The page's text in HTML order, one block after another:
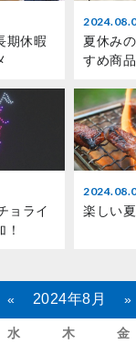
期休暇
夏休み
すめ商品
ョライ
楽しい
« 2024年8月 »
水 木 金